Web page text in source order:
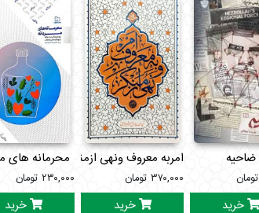
ضاحیه
تومان
خرید
امربه معروف ونهی ازمنکر
۳۷۰,۰۰۰ تومان
خرید
محرمانه های
۲۳۰,۰۰۰ تومان
خرید